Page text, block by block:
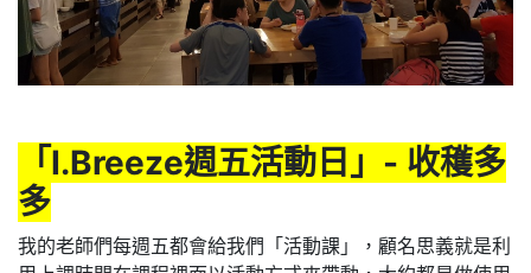
「I.Breeze週五活動日」- 收穫多
多
我的老師們每週五都會給我們「活動課」，顧名思義就是利